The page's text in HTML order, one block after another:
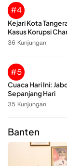
#4
Kejari Kota
Kasus Korupsi
36 Kunjungan
#5
Cuaca Hari Ini:
Sepanjang Hari
35 Kunjungan
Banten